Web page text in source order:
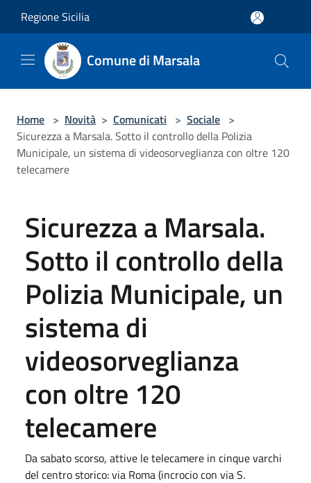
Regione Sicilia
Comune di Marsala
Home > Novità > Comunicati > Sociale >
Sicurezza a Marsala. Sotto il controllo della Polizia
Municipale, un sistema di videosorveglianza con oltre 120
telecamere
Sicurezza a Marsala.
Sotto il controllo della
Polizia Municipale, un
sistema di
videosorveglianza
con oltre 120
telecamere
Da sabato scorso, attive le telecamere in cinque varchi
del centro storico: via Roma (incrocio con via S.